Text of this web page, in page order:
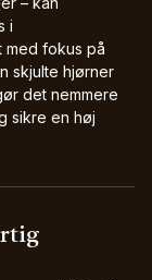
i
med fokus på
skjulte hjørner
det nemmere
sikre en høj